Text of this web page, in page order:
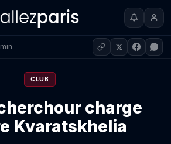
CLUB
charge
Kvaratskhelia